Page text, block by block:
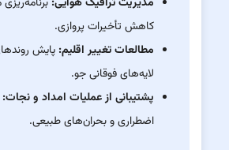
کاهش تأخیرات پروازی.
مطالعات تغییر اقلیم: پایش
لایه‌های فوقانی جو.
پشتیبانی از عملیات امداد و نجات:
اضطراری و بحران‌های طبیعی.